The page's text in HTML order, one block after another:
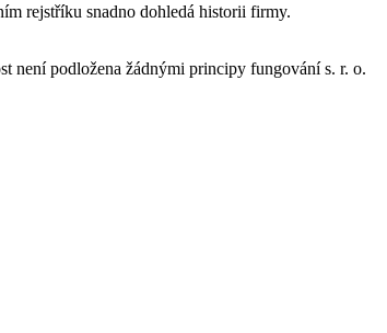
rejstříku snadno dohledá historii firmy.
není podložena žádnými principy fungování s. r. o.